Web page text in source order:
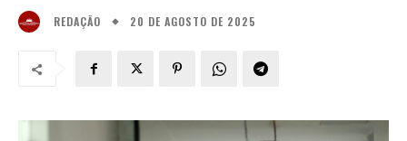
REDAÇÃO 20 DE AGOSTO DE 2025